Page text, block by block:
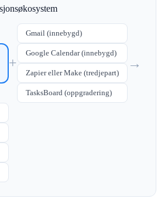
+
Gmail (innebygd)
Google Calendar (innebygd)
Zapier eller Make (tredjepart)
TasksBoard (oppgradering)
→